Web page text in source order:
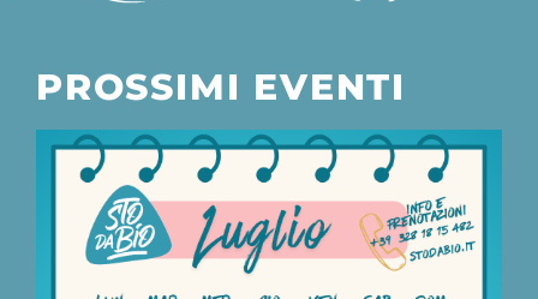
PROSSIMI EVENTI